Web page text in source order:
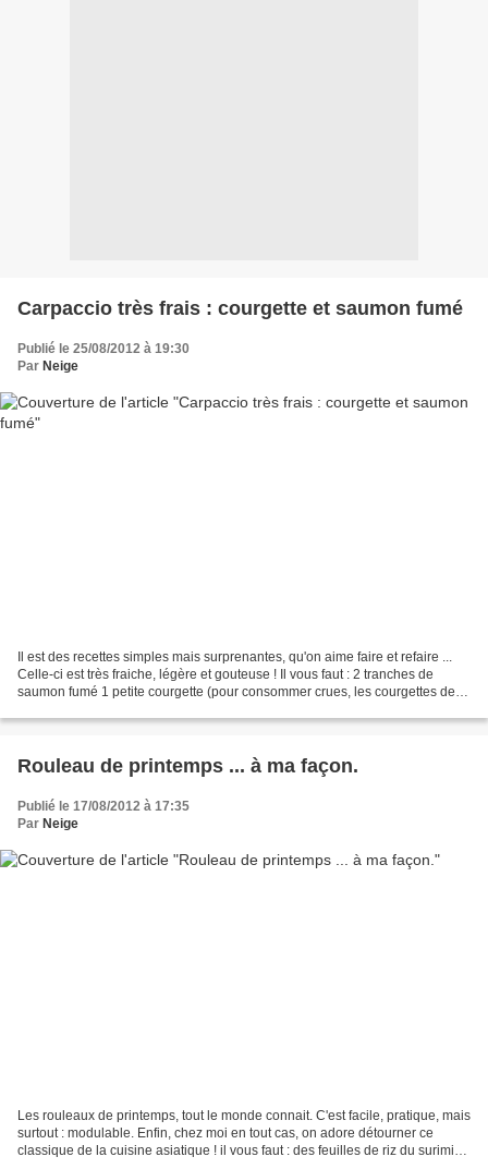
Carpaccio très frais : courgette et saumon fumé
Publié le 25/08/2012 à 19:30
Par Neige
Il est des recettes simples mais surprenantes, qu'on aime faire et refaire ...
Celle-ci est très fraiche, légère et gouteuse ! Il vous faut : 2 tranches de
saumon fumé 1 petite courgette (pour consommer crues, les courgettes de
Rouleau de printemps ... à ma façon.
Publié le 17/08/2012 à 17:35
Par Neige
Les rouleaux de printemps, tout le monde connait. C'est facile, pratique, mais
surtout : modulable. Enfin, chez moi en tout cas, on adore détourner ce
classique de la cuisine asiatique ! il vous faut : des feuilles de riz du surimi